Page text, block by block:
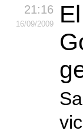
21:16
16/09/2009